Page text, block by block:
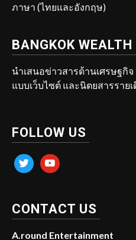
ภาษา (ไทยและอังกฤษ)
BANGKOK
นำเสนอข่าวสารด้านเศรษฐกิ
แบบเว็บไซต์ และนิตยสารราย
FOLLOW US
twitter youtube
CONTACT US
A.round Entertainment